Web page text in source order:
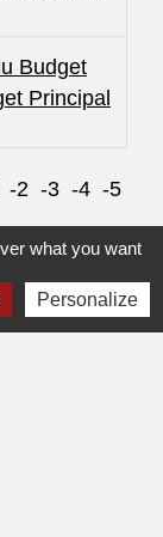
Budget
Principal
-2 -3 -4 -5
what you want
Personalize